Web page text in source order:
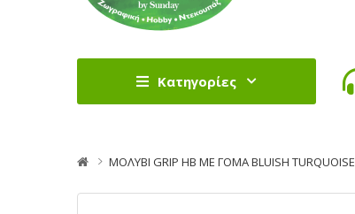
Κατηγορίες
ΜΟΛΥΒΙ GRIP HB ΜΕ ΓΟΜΑ BLUISH TURQUOISE